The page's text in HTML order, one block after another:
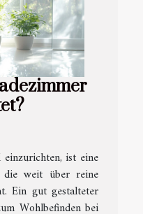
ist eine
die weit über reine
Ein gut gestalteter
Wohlbefinden bei